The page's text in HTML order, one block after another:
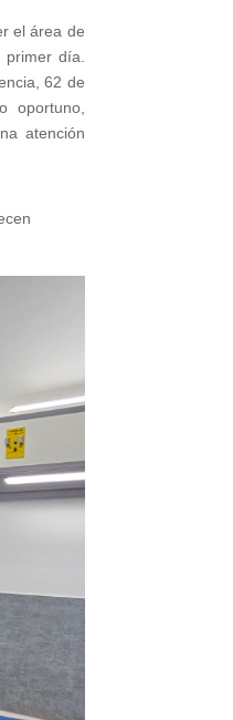
el área de
día.
62 de
oportuno,
atención